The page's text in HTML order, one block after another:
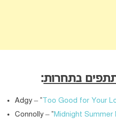
בתחרות:
Adgy – “ Too Good for Your
Connolly – “Midnight